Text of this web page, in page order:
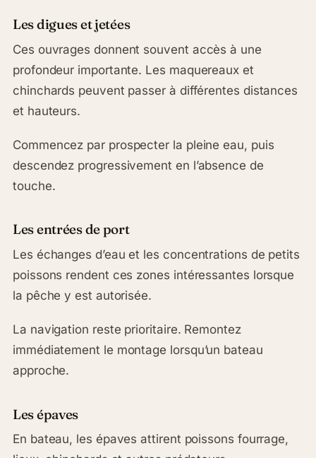
Les digues et jetées
Ces ouvrages donnent souvent accès à une
profondeur importante. Les maquereaux et
chinchards peuvent passer à différentes distances
et hauteurs.
Commencez par prospecter la pleine eau, puis
descendez progressivement en l’absence de
touche.
Les entrées de port
Les échanges d’eau et les concentrations de petits
poissons rendent ces zones intéressantes lorsque
la pêche y est autorisée.
La navigation reste prioritaire. Remontez
immédiatement le montage lorsqu’un bateau
approche.
Les épaves
En bateau, les épaves attirent poissons fourrage,